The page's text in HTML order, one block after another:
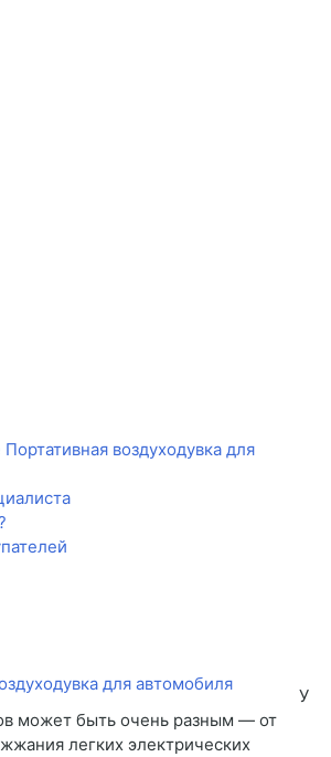
воздуходувка для
У
может быть очень разным — от
легких электрических